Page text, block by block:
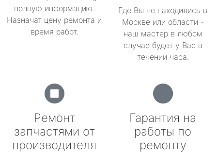
полную информацию.
Назначат цену ремонта и
время работ.
Где Вы не находились в
Москве или области -
наш мастер в любом
случае будет у Вас в
течении часа.
Ремонт
запчастями от
производителя
Гарантия на
работы по
ремонту